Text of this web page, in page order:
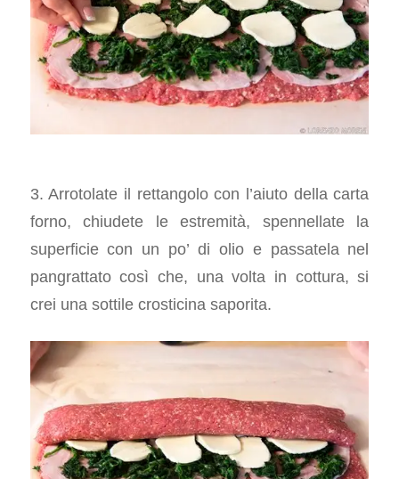
3. Arrotolate il rettangolo con l’aiuto della carta
forno, chiudete le estremità, spennellate la
superficie con un po’ di olio e passatela nel
pangrattato così che, una volta in cottura, si
crei una sottile crosticina saporita.